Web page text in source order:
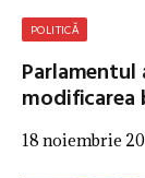
POLITICĂ
18 noiembrie